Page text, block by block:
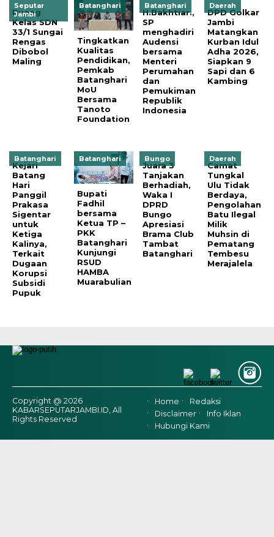
Seputar
Jambi
Ruang
Kelas SDN
33/1 Sungai
Rengas
Dibobol
Maling
Batanghari
Tingkatkan
Kualitas
Pendidikan,
Pemkab
Batanghari
MoU
Bersama
Tanoto
Foundation
Batanghari
H.Bakhtiar.,
SP
menghadiri
Audensi
bersama
Menteri
Perumahan
dan
Pemukiman
Republik
Indonesia
Daerah
DPD Golkar
Jambi
Matangkan
Kurban Idul
Adha 2026,
Siapkan 9
Sapi dan 6
Kambing
Batanghari
Kejari
Batang
Hari
Panggil
Prakasa
Sigentar
untuk
Ketiga
Kalinya,
Terkait
Dugaan
Korupsi
Subsidi
Pupuk
Batanghari
Bupati
Fadhil
bersama
Ketua TP –
PKK
Batanghari
Kunjungi
RSUD
HAMBA
Muarabulian
Bungo
Juara 3
Tanjakan
Berhadiah,
Waka I
DPRD
Bungo
Apresiasi
Brama Club
Tambat
Batanghari
Daerah
Camat
Tungkal
Ulu Tidak
Berdaya,
Pengolahan
Batu Ilegal
Milik
Muhsin di
Pematang
Tembesu
Merajalela
Copyright @ 2026
KABARSEPUTARJAMBI.ID, All
Rights Reserved
Home
Redaksi
Disclaimer
Info Iklan
Hubungi Kami